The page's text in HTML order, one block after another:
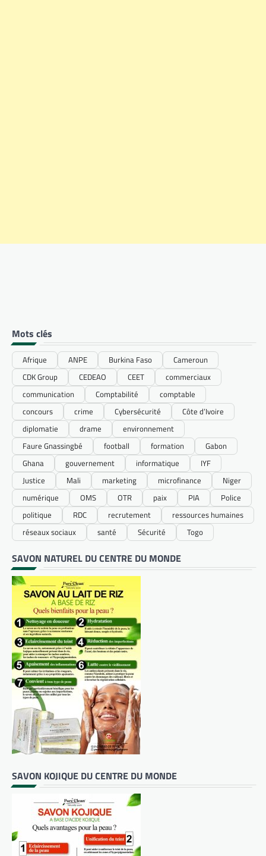
Mots clés
Afrique ANPE Burkina Faso
Cameroun
CDK Group
CEDEAO CEET
commerciaux
communication
Comptabilité
comptable
concours
crime Cybersécurité
Côte d’Ivoire
diplomatie
drame
environnement
Faure Gnassingbé
football formation
Gabon
Ghana
gouvernement informatique
IYF
Justice
Mali marketing microfinance
Niger
numérique
OMS OTR paix PIA
Police
politique
RDC recrutement
ressources humaines
réseaux sociaux
santé Sécurité Togo
SAVON NATUREL DU CENTRE DU MONDE
SAVON KOJIQUE DU CENTRE DU MONDE